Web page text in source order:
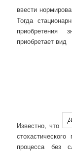
ввести
Тогда
приобретения
приобретает вид
Известно, что
процесса без